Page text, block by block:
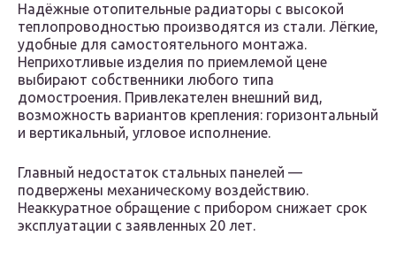
Надёжные отопительные радиаторы с высокой
теплопроводностью производятся из стали. Лёгкие,
удобные для самостоятельного монтажа.
Неприхотливые изделия по приемлемой цене
выбирают собственники любого типа
домостроения. Привлекателен внешний вид,
возможность вариантов крепления: горизонтальный
и вертикальный, угловое исполнение.
Главный недостаток стальных панелей —
подвержены механическому воздействию.
Неаккуратное обращение с прибором снижает срок
эксплуатации с заявленных 20 лет.